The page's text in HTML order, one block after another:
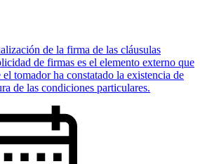
de la firma de las cláusulas
de firmas es el elemento externo que
tomador ha constatado la existencia de
de las condiciones particulares.